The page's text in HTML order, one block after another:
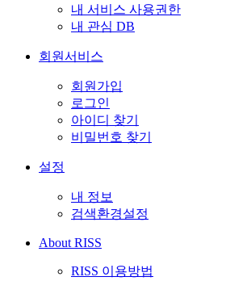
내 서비스 사용권한
내 관심 DB
회원서비스
회원가입
로그인
아이디 찾기
비밀번호 찾기
설정
내 정보
검색환경설정
About RISS
RISS 이용방법